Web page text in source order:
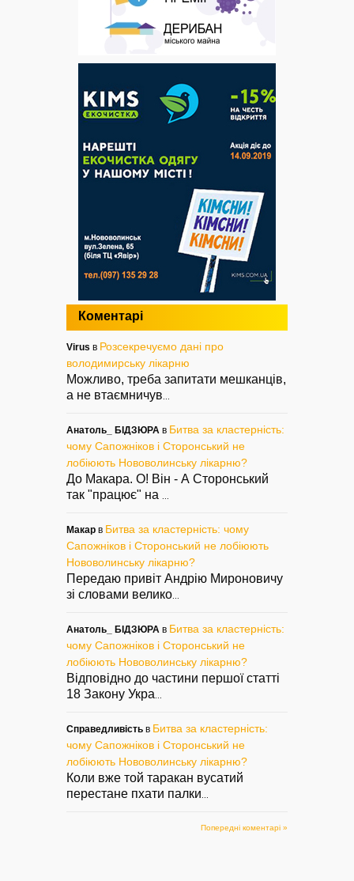
Коментарі
Virus в Розсекречуємо дані про
володимирську лікарню
Можливо, треба запитати мешканців,
а не втаємничув...
Анатоль_ БІДЗЮРА в Битва за кластерність:
чому Сапожніков і Сторонський не
лобіюють Нововолинську лікарню?
До Макара. О! Він - А Сторонський
так "працює" на ...
Макар в Битва за кластерність: чому
Сапожніков і Сторонський не лобіюють
Нововолинську лікарню?
Передаю привіт Андрію Мироновичу
зі словами велико...
Анатоль_ БІДЗЮРА в Битва за кластерність:
чому Сапожніков і Сторонський не
лобіюють Нововолинську лікарню?
Відповідно до частини першої статті
18 Закону Укра...
Справедливість в Битва за кластерність:
чому Сапожніков і Сторонський не
лобіюють Нововолинську лікарню?
Коли вже той таракан вусатий
перестане пхати палки...
Попередні коментарі »